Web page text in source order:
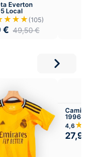
Everton
Local
(105)
€ 49,50€
1996-
4,6
27,99